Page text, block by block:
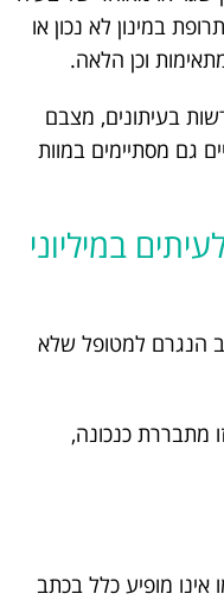
במינון לא נכון או
וכן הלאה.
בעיתונים, מצבם
גם מסתיימים במוות
במיליוני
הנגרם למטופל שלא
מתבררת כנכונה,
אינו מופיע כלל בכתב